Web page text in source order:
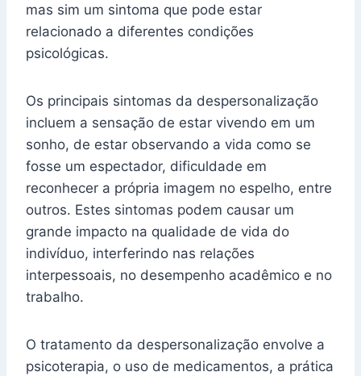
mas sim um sintoma que pode estar
relacionado a diferentes condições
psicológicas.
Os principais sintomas da despersonalização
incluem a sensação de estar vivendo em um
sonho, de estar observando a vida como se
fosse um espectador, dificuldade em
reconhecer a própria imagem no espelho, entre
outros. Estes sintomas podem causar um
grande impacto na qualidade de vida do
indivíduo, interferindo nas relações
interpessoais, no desempenho acadêmico e no
trabalho.
O tratamento da despersonalização envolve a
psicoterapia, o uso de medicamentos, a prática